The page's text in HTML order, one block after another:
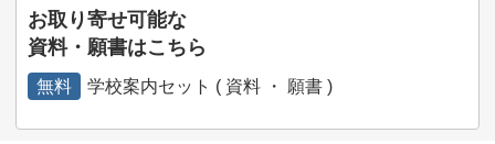
お取り寄せ可能な
資料・願書はこちら
無料 学校案内セット ( 資料 ・ 願書 )